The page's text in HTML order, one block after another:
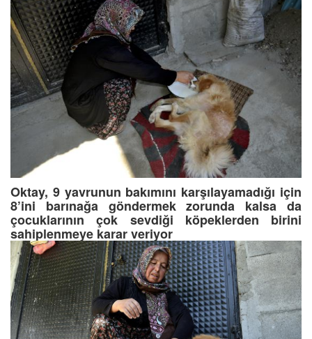
Oktay, 9 yavrunun bakımını karşılayamadığı için
8’ini barınağa göndermek zorunda kalsa da
çocuklarının çok sevdiği köpeklerden birini
sahiplenmeye karar veriyor